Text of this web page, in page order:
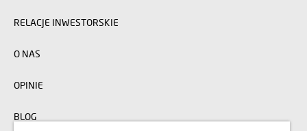
RELACJE INWESTORSKIE
O NAS
OPINIE
BLOG